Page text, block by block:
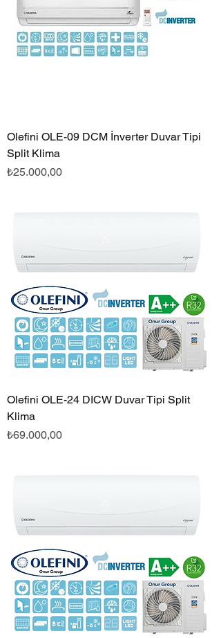
Olefini OLE-09 DCM İnverter Duvar Tipi
Split Klima
Fiyat
₺25.000,00
Olefini OLE-24 DICW Duvar Tipi Split
Klima
Fiyat
₺69.000,00